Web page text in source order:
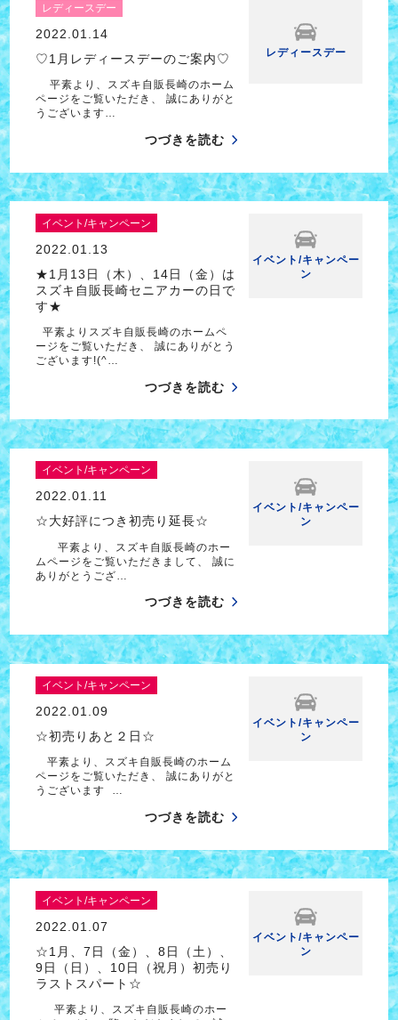
レディースデー
2022.01.14
♡1月レディースデーのご案内♡
平素より、スズキ自販長崎のホーム
ページをご覧いただき、 誠にありがと
うございます…
つづきを読む
レディースデー
イベント/キャンペーン
2022.01.13
★1月13日（木）、14日（金）は
スズキ自販長崎セニアカーの日で
す★
平素よりスズキ自販長崎のホームペ
ージをご覧いただき、 誠にありがとう
ございます!(^…
つづきを読む
イベント/キャンペー
ン
イベント/キャンペーン
2022.01.11
☆大好評につき初売り延長☆
平素より、スズキ自販長崎のホー
ムページをご覧いただきまして、 誠に
ありがとうござ…
つづきを読む
イベント/キャンペー
ン
イベント/キャンペーン
2022.01.09
☆初売りあと２日☆
平素より、スズキ自販長崎のホーム
ページをご覧いただき、 誠にありがと
うございます …
つづきを読む
イベント/キャンペー
ン
イベント/キャンペーン
2022.01.07
☆1月、7日（金）、8日（土）、
9日（日）、10日（祝月）初売り
ラストスパート☆
平素より、スズキ自販長崎のホー
イベント/キャンペー
ン